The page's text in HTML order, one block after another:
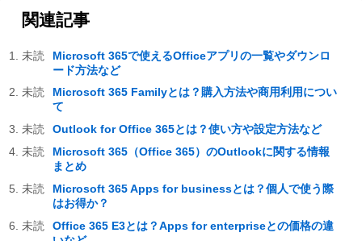
関連記事
Microsoft 365で使えるOfficeアプリの一覧やダウンロ
ード方法など
Microsoft 365 Familyとは？購入方法や商用利用につい
て
Outlook for Office 365とは？使い方や設定方法など
Microsoft 365（Office 365）のOutlookに関する情報
まとめ
Microsoft 365 Apps for businessとは？個人で使う際
はお得か？
Office 365 E3とは？Apps for enterpriseとの価格の違